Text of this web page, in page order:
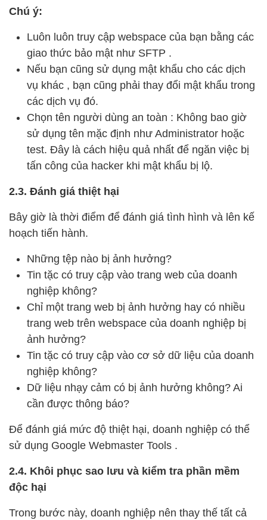
Chú ý:
Luôn luôn truy cập webspace của bạn bằng các
giao thức bảo mật như SFTP .
Nếu bạn cũng sử dụng mật khẩu cho các dịch
vụ khác , bạn cũng phải thay đổi mật khẩu trong
các dịch vụ đó.
Chọn tên người dùng an toàn : Không bao giờ
sử dụng tên mặc định như Administrator hoặc
test. Đây là cách hiệu quả nhất để ngăn việc bị
tấn công của hacker khi mật khẩu bị lộ.
2.3. Đánh giá thiệt hại
Bây giờ là thời điểm để đánh giá tình hình và lên kế
hoạch tiến hành.
Những tệp nào bị ảnh hưởng?
Tin tặc có truy cập vào trang web của doanh
nghiệp không?
Chỉ một trang web bị ảnh hưởng hay có nhiều
trang web trên webspace của doanh nghiệp bị
ảnh hưởng?
Tin tặc có truy cập vào cơ sở dữ liệu của doanh
nghiệp không?
Dữ liệu nhạy cảm có bị ảnh hưởng không? Ai
cần được thông báo?
Để đánh giá mức độ thiệt hại, doanh nghiệp có thể
sử dụng Google Webmaster Tools .
2.4. Khôi phục sao lưu và kiểm tra phần mềm
độc hại
Trong bước này, doanh nghiệp nên thay thế tất cả